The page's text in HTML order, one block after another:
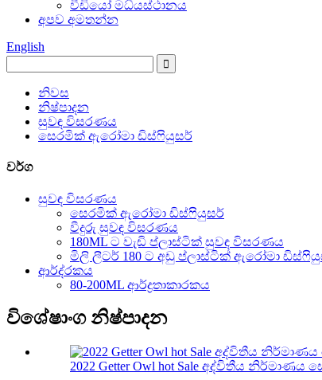
වීඩියෝ මධ්යස්ථානය
අපව අමතන්න
English
නිවස
නිෂ්පාදන
සුවඳ විසරණය
සෙරමික් ඇරෝමා ඩිස්ෆියුසර්
වර්ග
සුවඳ විසරණය
සෙරමික් ඇරෝමා ඩිස්ෆියුසර්
වීදුරු සුවඳ විසරණය
180ML ට වැඩි ප්ලාස්ටික් සුවඳ විසරණය
මිලි ලීටර් 180 ට අඩු ප්ලාස්ටික් ඇරෝමා
ආර්ද්රකය
80-200ML ආර්ද්‍රතාකාරකය
විශේෂාංග නිෂ්පාදන
2022 Getter Owl hot Sale අද්විතීය නිර්මාණය